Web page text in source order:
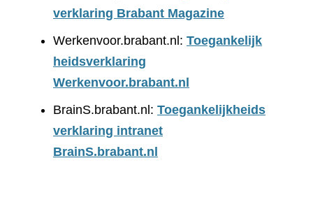
verklaring Brabant Magazine
Werkenvoor.brabant.nl: Toegankelijk
heidsverklaring
Werkenvoor.brabant.nl
BrainS.brabant.nl: Toegankelijkheids
verklaring intranet
BrainS.brabant.nl